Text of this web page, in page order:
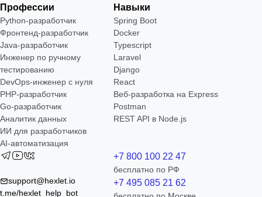
Профессии
Python-разработчик
Фронтенд-разработчик
Java-разработчик
Инженер по ручному
тестированию
DevOps-инженер с нуля
РНР-разработчик
Go-разработчик
Аналитик данных
ИИ для разработчиков
AI-автоматизация
Навыки
Spring Boot
Docker
Typescript
Laravel
Django
React
Веб-разработка на Express
Postman
REST API в Node.js
support@hexlet.io
t.me/hexlet_help_bot
+7 800 100 22 47
бесплатно по РФ
+7 495 085 21 62